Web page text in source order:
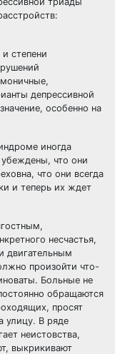
степени
депрессивной
особенно на
иногда
что они
что они всегда
и теперь их ждет
несчастья,
двигательным
произойти что-
Больные не
обращаются
просят
улицу. В ряде
неистовства,
выкрикивают